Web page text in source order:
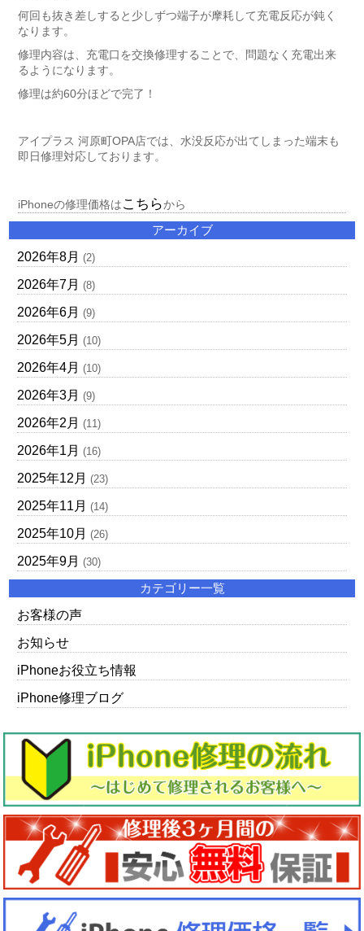
何回も抜き差しすると少しずつ端子が摩耗して充電反応が鈍く
なります。
修理内容は、充電口を交換修理することで、問題なく充電出来
るようになります。
修理は約60分ほどで完了！
アイプラス 河原町OPA店では、水没反応が出てしまった端末も
即日修理対応しております。
iPhoneの修理価格はこちらから
アーカイブ
2026年8月 (2)
2026年7月 (8)
2026年6月 (9)
2026年5月 (10)
2026年4月 (10)
2026年3月 (9)
2026年2月 (11)
2026年1月 (16)
2025年12月 (23)
2025年11月 (14)
2025年10月 (26)
2025年9月 (30)
カテゴリー一覧
お客様の声
お知らせ
iPhoneお役立ち情報
iPhone修理ブログ